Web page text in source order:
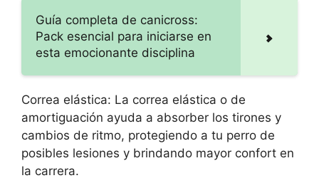
Guía completa de canicross:
Pack esencial para iniciarse en
esta emocionante disciplina
Correa elástica: La correa elástica o de
amortiguación ayuda a absorber los tirones y
cambios de ritmo, protegiendo a tu perro de
posibles lesiones y brindando mayor confort en
la carrera.